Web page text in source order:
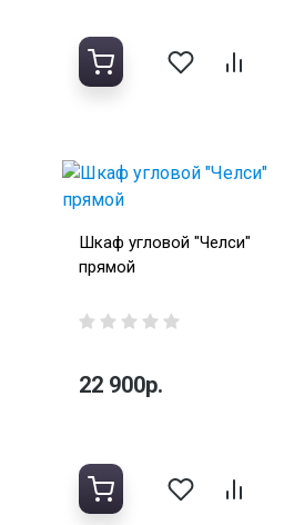
Шкаф угловой "Челси"
прямой
22 900р.